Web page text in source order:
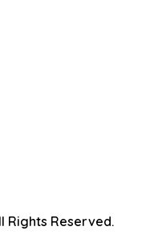
Rights Reserved.